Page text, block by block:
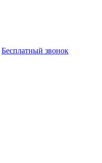
Бесплатный звонок